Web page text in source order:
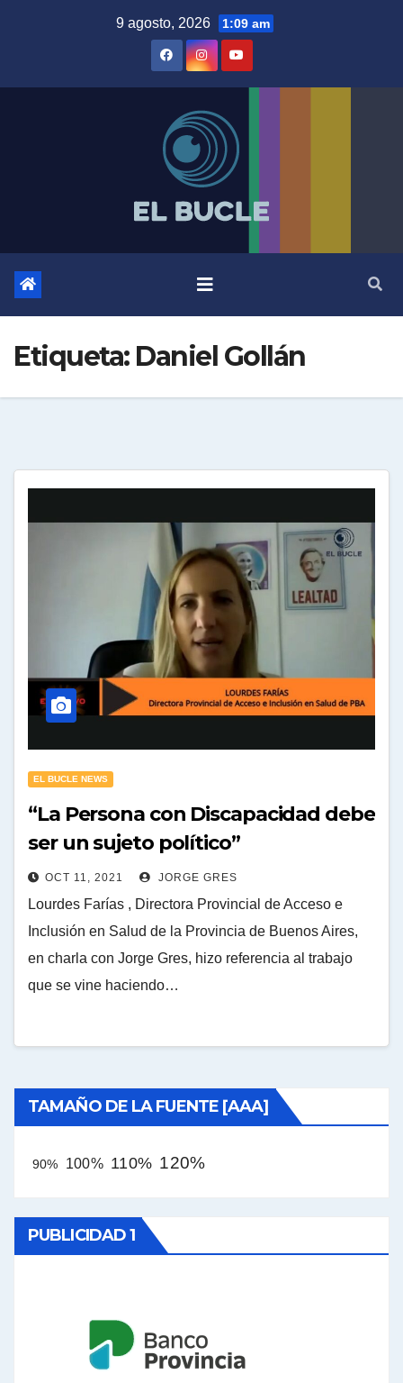
9 agosto, 2026 1:09 am
Etiqueta: Daniel Gollán
EL BUCLE NEWS
“La Persona con Discapacidad debe
ser un sujeto político”
OCT 11, 2021 JORGE GRES
Lourdes Farías , Directora Provincial de Acceso e
Inclusión en Salud de la Provincia de Buenos Aires,
en charla con Jorge Gres, hizo referencia al trabajo
que se vine haciendo…
TAMAÑO DE LA FUENTE [AAA]
90% 100% 110% 120%
PUBLICIDAD 1